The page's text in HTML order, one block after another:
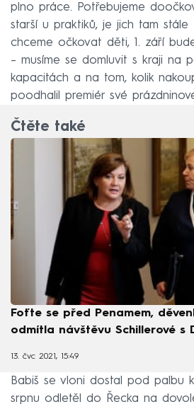
plno práce. Potřebujeme
starší u praktiků, je jich tam stále
chceme očkovat děti, 1. září
– musíme se domluvit s kraji na
kapacitách a na tom, kolik
poodhalil premiér své
Čtěte také
Foťte se před Penamem,
odmítla návštěvu Schillerové s
13. čvc 2021, 15:49
Babiš se vloni dostal pod palbu
srpnu odletěl do Řecka na